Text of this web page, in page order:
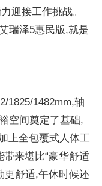
迎接工作挑战。
瑞泽5惠民版,就是
1825/1482mm,轴
空间奠定了基础,
上全包覆式人体工
来堪比“豪华舒适
更舒适,午休时候还